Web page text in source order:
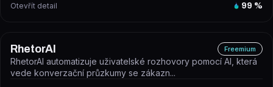
Otevřít detail 99 %
RhetorAI Freemium
RhetorAI automatizuje uživatelské rozhovory pomocí AI, která
vede konverzační průzkumy se zákazn...